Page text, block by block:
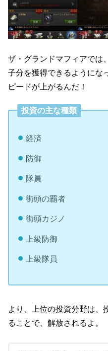
ザ・グランドマフィアでは
子分を獲得できるようにな
ピードが上がるんだ！
投資の主な種類
経済
防御
隊員
街頭の覇者
街頭カジノ
上級防御
上級隊員
より、上位の投資分野は、
ることで、解放されるよ。